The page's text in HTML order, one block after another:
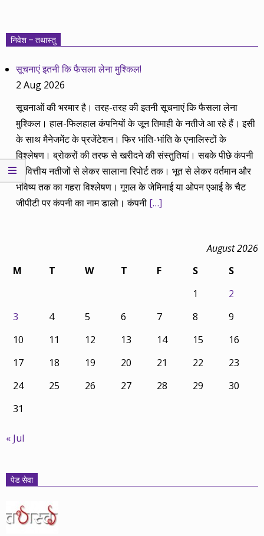
निवेश – तथास्तु
सूचनाएं इतनी कि फैसला लेना मुश्किल!
2 Aug 2026
सूचनाओं की भरमार है। तरह-तरह की इतनी सूचनाएं कि फैसला लेना
मुश्किल। हाल-फिलहाल कंपनियों के जून तिमाही के नतीजे आ रहे हैं। इसी
के साथ मैनेजमेंट के प्रजेंटेशन। फिर भांति-भांति के एनालिस्टों के
विश्लेषण। ब्रोकरों की तरफ से खरीदने की संस्तुतियां। सबके पीछे कंपनी
के वित्तीय नतीजों से लेकर सालाना रिपोर्ट तक। भूत से लेकर वर्तमान और
भविष्य तक का गहरा विश्लेषण। गूगल के जेमिनाई या ओपन एआई के चैट
जीपीटी पर कंपनी का नाम डालो। कंपनी […]
August 2026
M
T W T F S
S
1
2
3
4 5 6 7 8
9
10
11 12 13 14 15
16
17
18 19 20 21 22
23
24
25 26 27 28 29
30
31
« Jul
पेड सेवा